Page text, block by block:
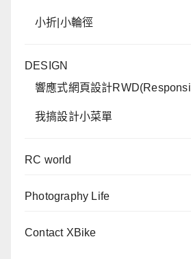
小折|小輪徑
DESIGN
響應式網頁設計
我搞設計小菜單
RC world
Photography Life
Contact XBike